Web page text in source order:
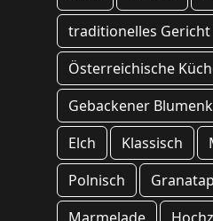
traditionelles Gericht
Österreichische
Gebackener
Elch
Klassisch
Polnisch